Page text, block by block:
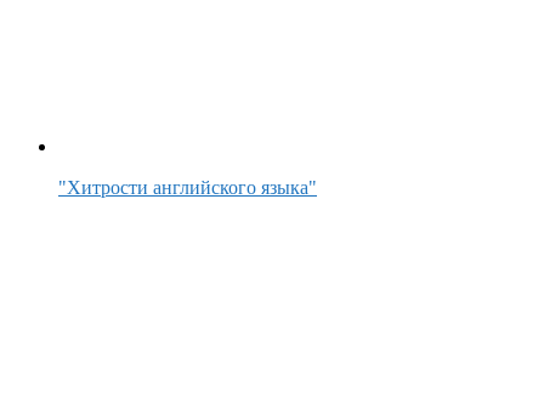
"Хитрости английского языка"